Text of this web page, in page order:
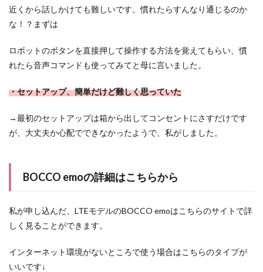
近くから話しかけても難しいです。慣れたらすんなり通じるのか
な！？まずは
ロボットのボタンを直接押して操作する方法を覚えてもらい、慣
れたら音声コマンドも使ってみてと母に言いました。
・セットアップ、簡単だけど難しく思っていた
→最初のセットアップは箱から出してコンセントにさすだけです
が、大丈夫か心配でできなかったようで、私がしました。
BOCCO emoの詳細はこちらから
私が申し込んだ、LTEモデルのBOCCO emoはこちらのサイトで詳
しく見ることができます。
インターネット環境がないところで使う場合はこちらのタイプが
いいです↓